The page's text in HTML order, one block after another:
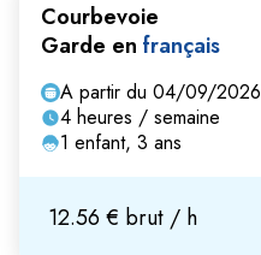
Courbevoie
Garde en français
A partir du 04/09/2026
4 heures / semaine
1 enfant, 3 ans
12.56 € brut / h